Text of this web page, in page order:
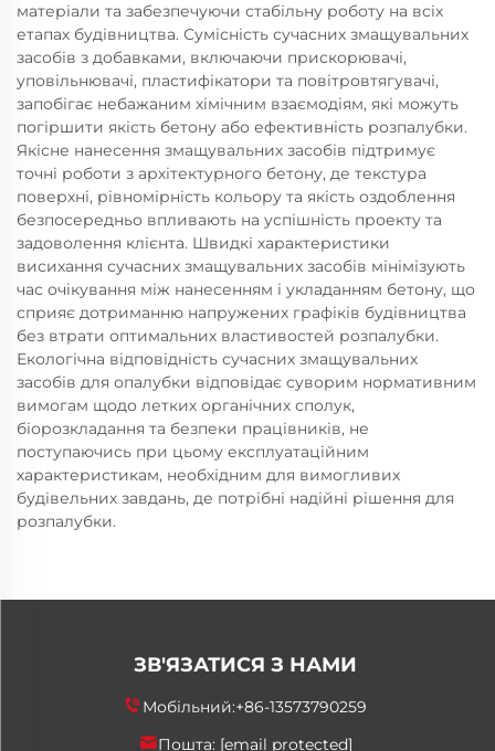
матеріали та забезпечуючи стабільну роботу на всіх
етапах будівництва. Сумісність сучасних змащувальних
засобів з добавками, включаючи прискорювачі,
уповільнювачі, пластифікатори та повітровтягувачі,
запобігає небажаним хімічним взаємодіям, які можуть
погіршити якість бетону або ефективність розпалубки.
Якісне нанесення змащувальних засобів підтримує
точні роботи з архітектурного бетону, де текстура
поверхні, рівномірність кольору та якість оздоблення
безпосередньо впливають на успішність проекту та
задоволення клієнта. Швидкі характеристики
висихання сучасних змащувальних засобів мінімізують
час очікування між нанесенням і укладанням бетону, що
сприяє дотриманню напружених графіків будівництва
без втрати оптимальних властивостей розпалубки.
Екологічна відповідність сучасних змащувальних
засобів для опалубки відповідає суворим нормативним
вимогам щодо летких органічних сполук,
біорозкладання та безпеки працівників, не
поступаючись при цьому експлуатаційним
характеристикам, необхідним для вимогливих
будівельних завдань, де потрібні надійні рішення для
розпалубки.
ЗВ'ЯЗАТИСЯ З НАМИ
Мобільний:+86-13573790259
Пошта: [email protected]